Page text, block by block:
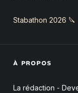
Stabathon 2026 🔪
À PROPOS
La rédaction -